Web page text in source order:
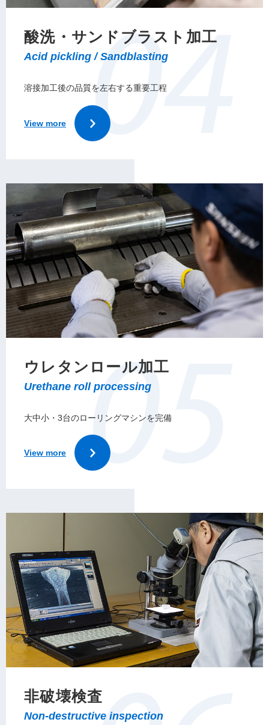
酸洗・サンドブラスト加工
溶接加工後の品質を左右する重要工程
View more
ウレタンロール加工
大中小・3台のローリングマシンを完備
View more
非破壊検査